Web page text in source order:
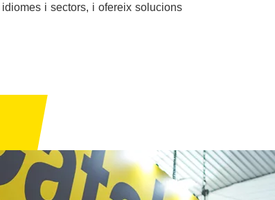
i sectors, i ofereix solucions